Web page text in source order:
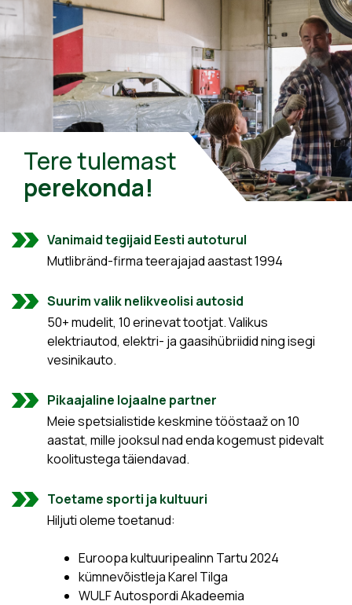
Tere tulemast
perekonda!
Vanimaid tegijaid Eesti autoturul
Mutlibränd-firma teerajajad aastast 1994
Suurim valik nelikveolisi autosid
50+ mudelit, 10 erinevat tootjat. Valikus
elektriautod, elektri- ja gaasihübriidid ning isegi
vesinikauto.
Pikaajaline lojaalne partner
Meie spetsialistide keskmine tööstaaž on 10
aastat, mille jooksul nad enda kogemust pidevalt
koolitustega täiendavad.
Toetame sporti ja kultuuri
Hiljuti oleme toetanud:
Euroopa kultuuripealinn Tartu 2024
kümnevõistleja Karel Tilga
WULF Autospordi Akadeemia